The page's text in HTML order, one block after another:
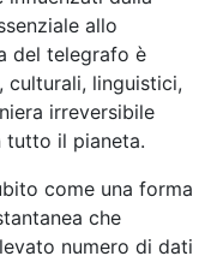
allo
del telegrafo è
linguistici,
irreversibile
tutto il pianeta.
come una forma
che
numero di dati